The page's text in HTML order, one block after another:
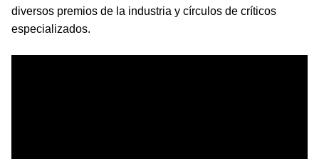
diversos premios de la industria y círculos de críticos
especializados.